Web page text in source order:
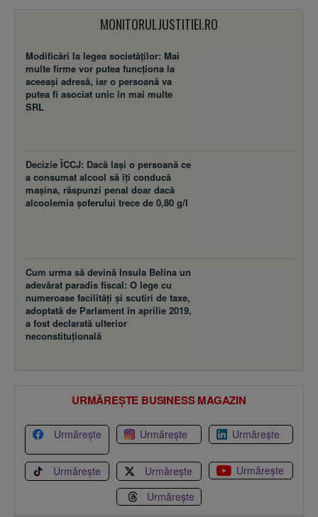
putea fi asociat unic în mai multe
Decizie ÎCCJ: Dacă laşi o persoană ce
a consumat alcool să îţi conducă
Cum urma să devină Insula Belina un
neconstituţională
URMĂREȘTE BUSINESS MAGAZIN
Urmărește Urmărește
Urmărește
Urmărește
Preluarea fără cost a materialelor de presă (text, foto si/sau
video), purtătoare de drepturi de proprietate intelectuală, este